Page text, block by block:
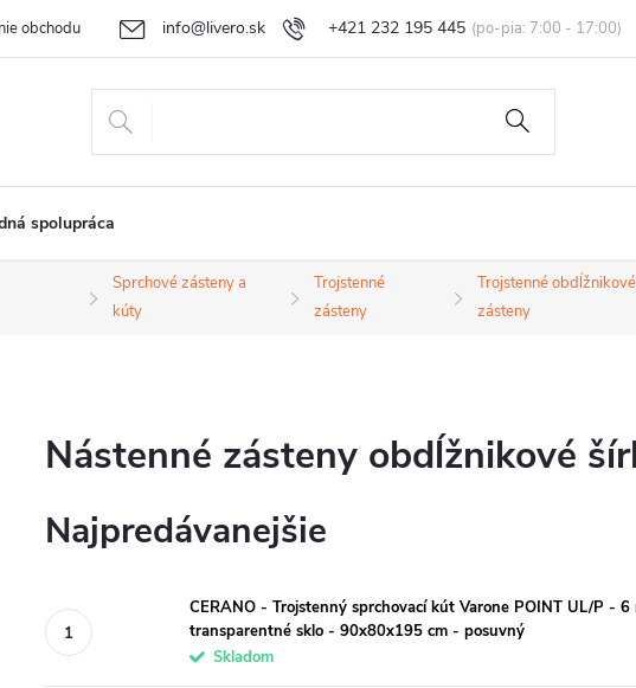
+421 232 195 445
info@livero.sk
obchodu Vrátenie tovaru a reklamácia Obchodné podmienky Podmienky
spolupráca
Sprchové zásteny a
kúty
Trojstenné
zásteny
Trojstenné obdĺžnikové
zásteny
Nástenné zásteny obdĺžnikové
Najpredávanejšie
CERANO - Trojstenný sprchovací kút Varone POINT UL/P -
transparentné sklo - 90x80x195 cm - posuvný
Skladom